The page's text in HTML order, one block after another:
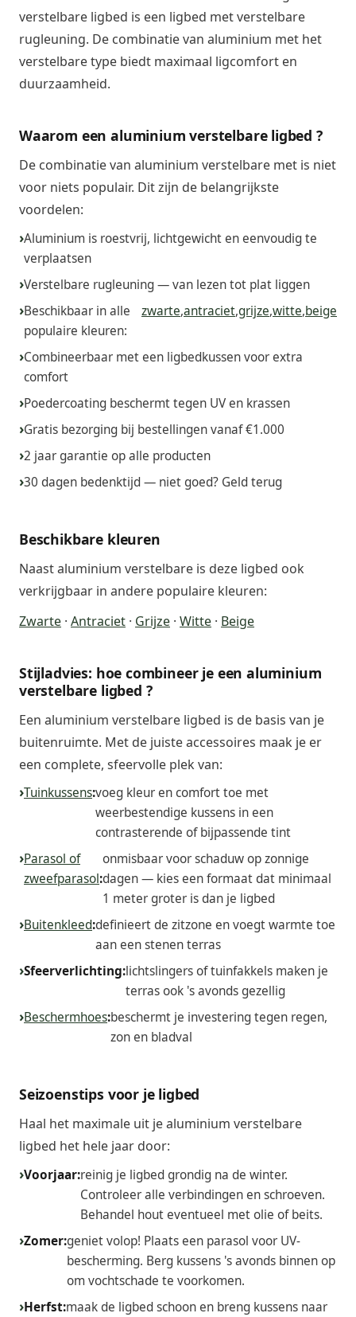
verstelbare ligbed is een ligbed met verstelbare
rugleuning. De combinatie van aluminium met het
verstelbare type biedt maximaal ligcomfort en
duurzaamheid.
Waarom een aluminium verstelbare ligbed ?
De combinatie van aluminium verstelbare met is niet
voor niets populair. Dit zijn de belangrijkste
voordelen:
Aluminium is roestvrij, lichtgewicht en eenvoudig te
verplaatsen
Verstelbare rugleuning — van lezen tot plat liggen
Beschikbaar in alle
populaire kleuren:
zwarte,antraciet,grijze,witte,beige
Combineerbaar met een ligbedkussen voor extra
comfort
Poedercoating beschermt tegen UV en krassen
Gratis bezorging bij bestellingen vanaf €1.000
2 jaar garantie op alle producten
30 dagen bedenktijd — niet goed? Geld terug
Beschikbare kleuren
Naast aluminium verstelbare is deze ligbed ook
verkrijgbaar in andere populaire kleuren:
Zwarte · Antraciet · Grijze · Witte · Beige
Stijladvies: hoe combineer je een aluminium
verstelbare ligbed ?
Een aluminium verstelbare ligbed is de basis van je
buitenruimte. Met de juiste accessoires maak je er
een complete, sfeervolle plek van:
Tuinkussens:voeg kleur en comfort toe met
weerbestendige kussens in een
contrasterende of bijpassende tint
Parasol of
zweefparasol:
onmisbaar voor schaduw op zonnige
dagen — kies een formaat dat minimaal
1 meter groter is dan je ligbed
Buitenkleed:definieert de zitzone en voegt warmte toe
aan een stenen terras
Sfeerverlichting:lichtslingers of tuinfakkels maken je
terras ook 's avonds gezellig
Beschermhoes:beschermt je investering tegen regen,
zon en bladval
Seizoenstips voor je ligbed
Haal het maximale uit je aluminium verstelbare
ligbed het hele jaar door:
Voorjaar:reinig je ligbed grondig na de winter.
Controleer alle verbindingen en schroeven.
Behandel hout eventueel met olie of beits.
Zomer:geniet volop! Plaats een parasol voor UV-
bescherming. Berg kussens 's avonds binnen op
om vochtschade te voorkomen.
Herfst:maak de ligbed schoon en breng kussens naar